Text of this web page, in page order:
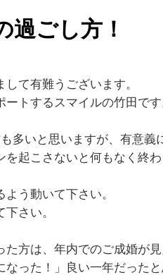
過ごし方！
て有難うございます。
トするスマイルの竹田です
多いと思いますが、有意義
起こさないと何もなく終わ
う動いて下さい。
さい。
方は、年内でのご成婚が見
った！」良い一年だったと